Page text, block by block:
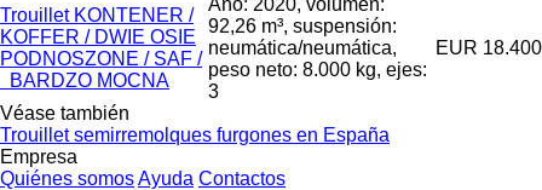
Trouillet KONTENER /
KOFFER / DWIE OSIE
PODNOSZONE / SAF /
BARDZO MOCNA
Año: 2020, volumen:
92,26 m³, suspensión:
neumática/neumática,
peso neto: 8.000 kg, ejes:
3
EUR 18.400
Véase también
Trouillet semirremolques furgones en España
Empresa
Quiénes somosAyuda Contactos